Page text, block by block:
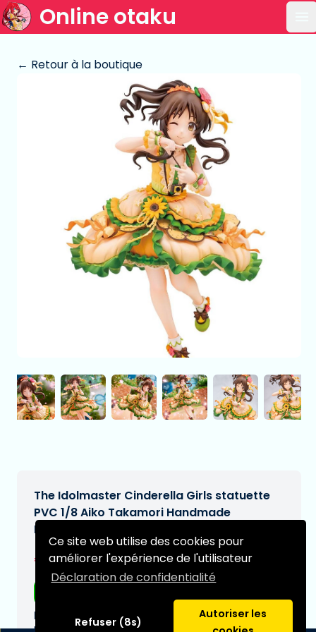
Ce site web utilise des cookies pour
améliorer l'expérience de l'utilisateur
Déclaration de confidentialité
Refuser (8s)
Autoriser les
Online otaku
← Retour à la boutique
The Idolmaster Cinderella Girls statuette
PVC 1/8 Aiko Takamori Handmade
Happiness Ver. 22 cm
€234,97[Sous réserve de modifications]
Date de livraison prévue: